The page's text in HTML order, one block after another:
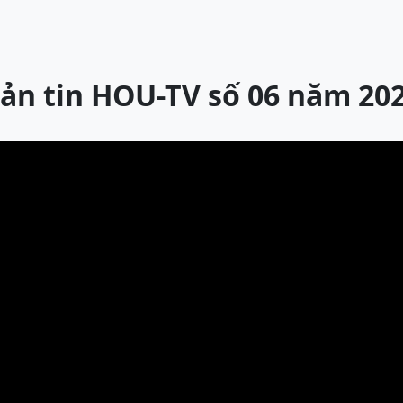
tin HOU-TV số 06 năm